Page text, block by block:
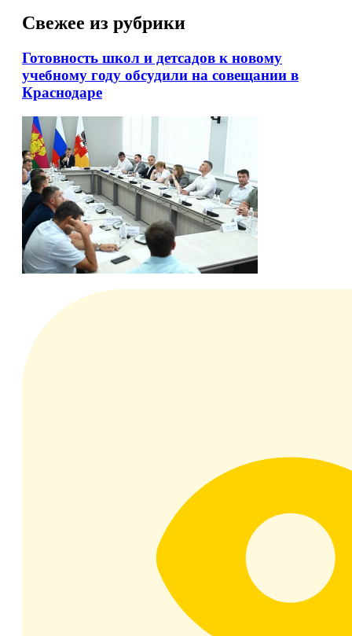
Свежее из рубрики
Готовность школ и детсадов к новому
учебному году обсудили на совещании в
Краснодаре